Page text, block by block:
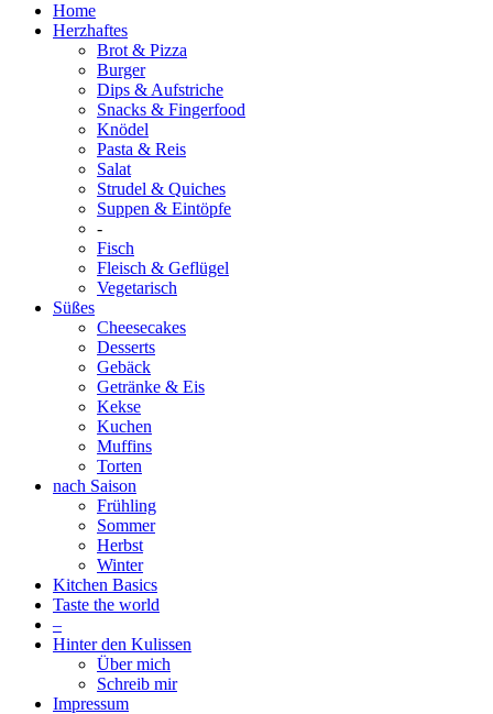
Home
Herzhaftes
Brot & Pizza
Burger
Dips & Aufstriche
Snacks & Fingerfood
Knödel
Pasta & Reis
Salat
Strudel & Quiches
Suppen & Eintöpfe
-
Fisch
Fleisch & Geflügel
Vegetarisch
Süßes
Cheesecakes
Desserts
Gebäck
Getränke & Eis
Kekse
Kuchen
Muffins
Torten
nach Saison
Frühling
Sommer
Herbst
Winter
Kitchen Basics
Taste the world
–
Hinter den Kulissen
Über mich
Schreib mir
Impressum